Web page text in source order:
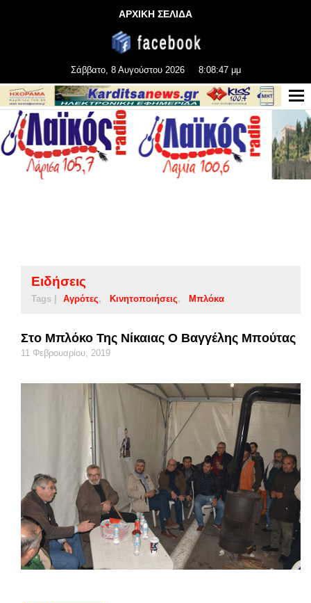
ΑΡΧΙΚΗ ΣΕΛΙΔΑ
Σάββατο, 8 Αυγούστου 2026 8:08:48 μμ
Ειδήσεις
Tags | Αγρότες Κινητοποιήσεις Μπλόκα
Στο Μπλόκο Της Νίκαιας Ο Βαγγέλης Μπούτας
11 Φεβρουαρίου, 2019